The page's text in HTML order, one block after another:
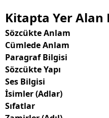
Kitapta Yer Alan
Sözcükte Anlam
Cümlede Anlam
Paragraf Bilgisi
Sözcükte Yapı
Ses Bilgisi
İsimler (Adlar)
Sıfatlar